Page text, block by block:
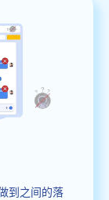
到之间的落